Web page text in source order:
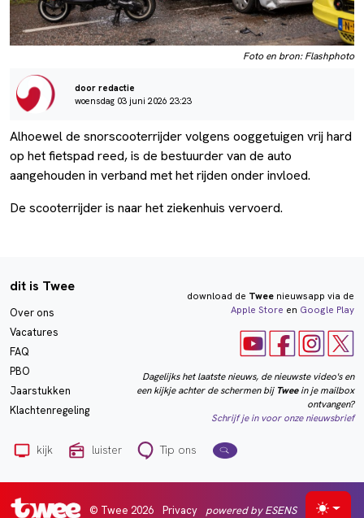
Foto en bron: Flashphoto
door redactie
woensdag 03 juni 2026 23:23
Alhoewel de snorscooterrijder volgens ooggetuigen vrij hard
op het fietspad reed, is de bestuurder van de auto
aangehouden in verband met het rijden onder invloed.
De scooterrijder is naar het ziekenhuis vervoerd.
dit is Twee
Over ons
Vacatures
FAQ
PBO
Jaarstukken
Klachtenregeling
download de Tweenieuwsapp via de
Apple Store en Google Play
Dagelijks het laatste nieuws, de nieuwste video's en
een kijkje achter de schermen bij Tweein je mailbox
ontvangen?
Schrijf je in voor onze nieuwsbrief
kijk luister Tip ons
© Twee 2026 Privacy powered by ESENS